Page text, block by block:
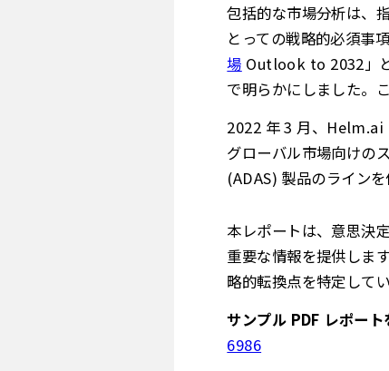
包括的な市場分析は、
とっての戦略的必須
場 Outlook to 2032」
で明らかにしました。
2022 年 3 月、Helm.ai
グローバル市場向けの
(ADAS) 製品のラインを
本レポートは、意思決
重要な情報を提供しま
略的転換点を特定してい
サンプル PDF レポート
6986